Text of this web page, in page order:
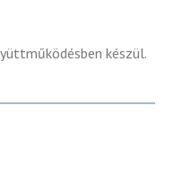
készül.